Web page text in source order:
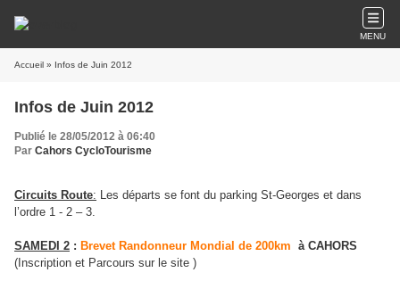
MENU
Accueil » Infos de Juin 2012
Infos de Juin 2012
Publié le 28/05/2012 à 06:40
Par Cahors CycloTourisme
Circuits Route: Les départs se font du parking St-Georges et dans
l’ordre 1 - 2 – 3.
SAMEDI 2 : Brevet Randonneur Mondial de 200km à CAHORS
(Inscription et Parcours sur le site )